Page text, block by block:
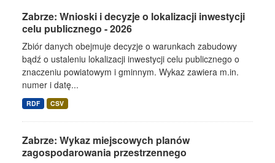
Zabrze: Wnioski i decyzje o lokalizacji inwestycji
celu publicznego - 2026
Zbiór danych obejmuje decyzje o warunkach zabudowy
bądź o ustaleniu lokalizacji inwestycji celu publicznego o
znaczeniu powiatowym i gminnym. Wykaz zawiera m.in.
numer i datę...
RDF CSV
Zabrze: Wykaz miejscowych planów
zagospodarowania przestrzennego